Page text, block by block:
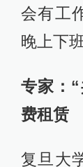
会有工
晚上下
专家：
费租赁
复旦大